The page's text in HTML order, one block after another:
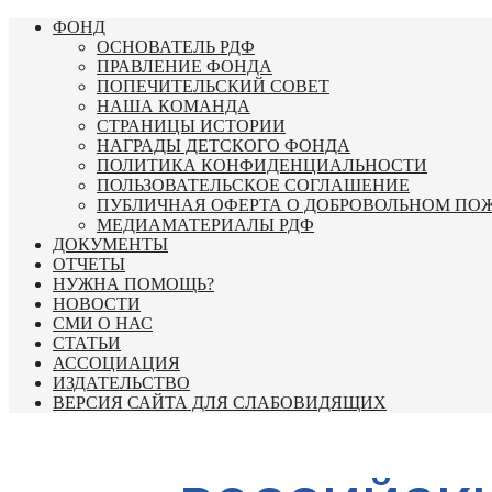
Перейти
содержимому
ФОНД
ОСНОВАТЕЛЬ РДФ
ПРАВЛЕНИЕ ФОНДА
ПОПЕЧИТЕЛЬСКИЙ СОВЕТ
НАША КОМАНДА
СТРАНИЦЫ ИСТОРИИ
НАГРАДЫ ДЕТСКОГО ФОНДА
ПОЛИТИКА КОНФИДЕНЦИАЛЬНОСТИ
ПОЛЬЗОВАТЕЛЬСКОЕ СОГЛАШЕНИЕ
ПУБЛИЧНАЯ ОФЕРТА О ДОБРОВОЛЬНОМ
МЕДИАМАТЕРИАЛЫ РДФ
ДОКУМЕНТЫ
ОТЧЕТЫ
НУЖНА ПОМОЩЬ?
НОВОСТИ
СМИ О НАС
СТАТЬИ
АССОЦИАЦИЯ
ИЗДАТЕЛЬСТВО
ВЕРСИЯ САЙТА ДЛЯ СЛАБОВИДЯЩИХ